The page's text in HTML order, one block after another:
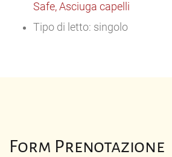
Safe, Asciuga capelli
Tipo di letto: singolo
Form Prenotazione